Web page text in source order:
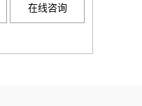
在线咨询